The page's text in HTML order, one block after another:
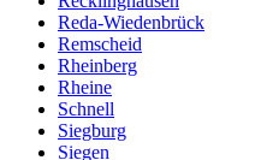
Reda-Wiedenbrück
Remscheid
Rheinberg
Rheine
Schnell
Siegburg
Siegen